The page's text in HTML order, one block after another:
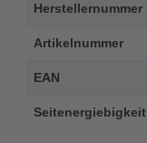
Herstellernummer
Artikelnummer
EAN
Seitenergiebigkeit